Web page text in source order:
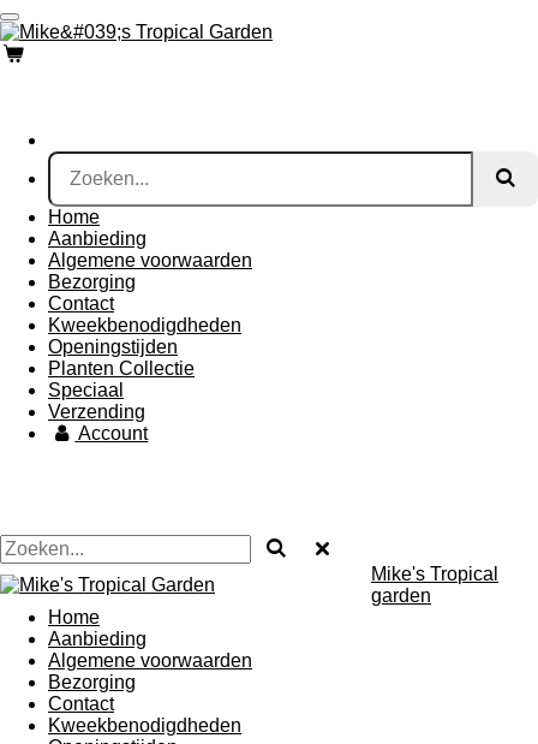
Ga
direct
naar
Home
Aanbieding
Algemene voorwaarden
Bezorging
Contact
Kweekbenodigdheden
Openingstijden
Planten Collectie
Speciaal
Verzending
Account
Mike's Tropical
garden
Home
Aanbieding
Algemene voorwaarden
Bezorging
Contact
Kweekbenodigdheden